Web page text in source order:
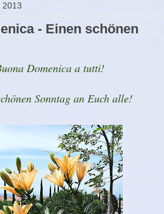
2013
- Einen schönen
Domenica a tutti!
Sonntag an Euch alle!